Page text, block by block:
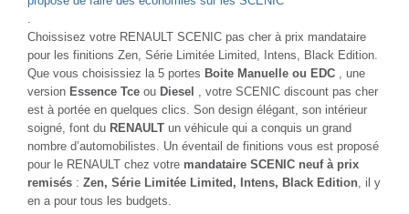
Choissisez votre RENAULT SCENIC pas cher à prix mandataire
pour les finitions Zen, Série Limitée Limited, Intens, Black Edition.
Que vous choisissiez la 5 portes Boite Manuelle ou EDC , une
version Essence Tce ou Diesel
, votre SCENIC discount pas cher
est à portée en quelques clics. Son design élégant, son intérieur
soigné, font du RENAULT un véhicule qui a conquis un grand
nombre d’automobilistes. Un éventail de finitions vous est proposé
pour le RENAULT chez votre mandataire SCENIC neuf à prix
remisés : Zen, Série Limitée Limited, Intens, Black Edition , il y
en a pour tous les budgets.